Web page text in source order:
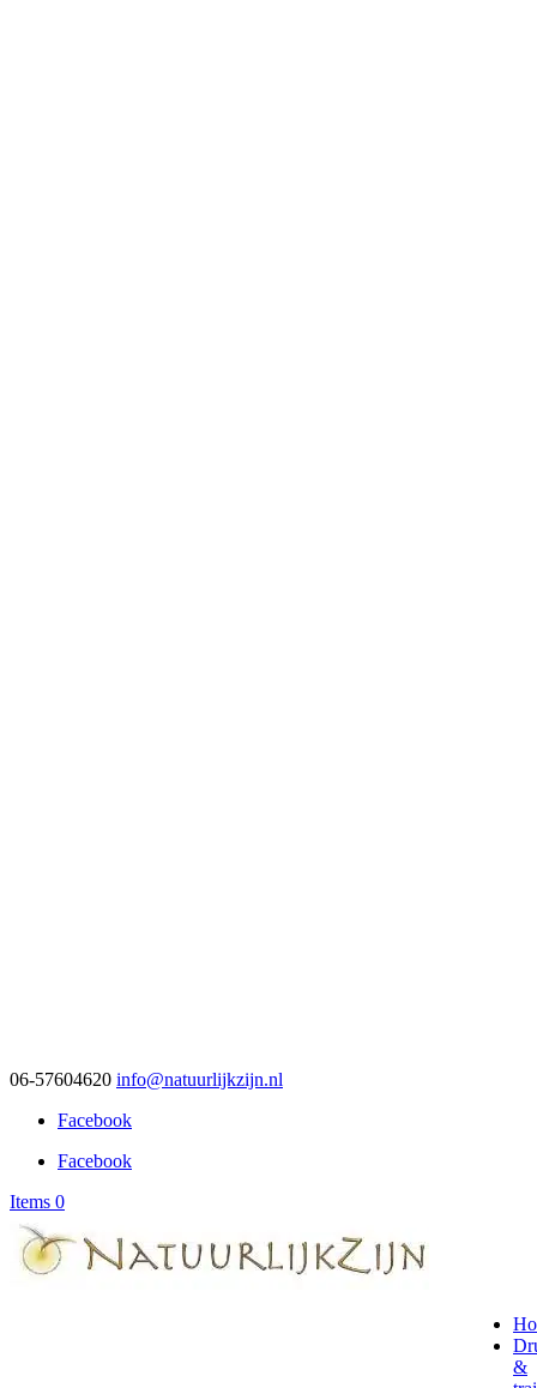
06-57604620 info@natuurlijkzijn.nl
Facebook
Facebook
Items 0
&